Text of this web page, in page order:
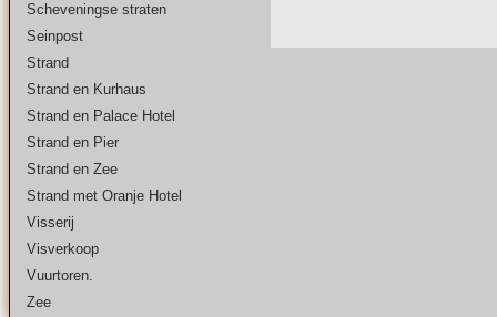
Scheveningse straten
Seinpost
Strand
Strand en Kurhaus
Strand en Palace Hotel
Strand en Pier
Strand en Zee
Strand met Oranje Hotel
Visserij
Visverkoop
Vuurtoren.
Zee